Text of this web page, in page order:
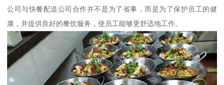
公司与快餐配送公司合作并不是为了省事，而是为了保护员工的健
康，并提供良好的餐饮服务，使员工能够更舒适地工作。